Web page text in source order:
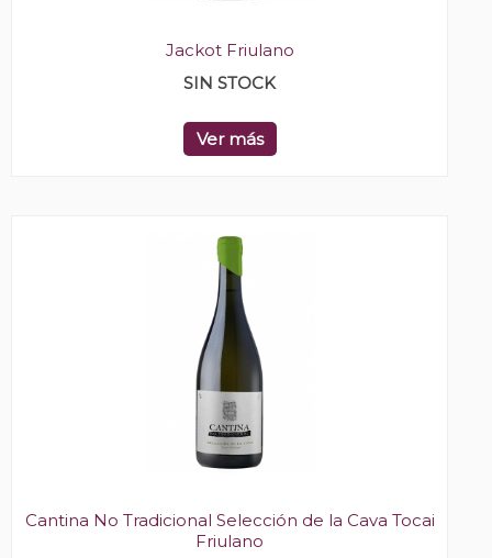
Jackot Friulano
SIN STOCK
Ver más
Cantina No Tradicional Selección de la Cava Tocai
Friulano